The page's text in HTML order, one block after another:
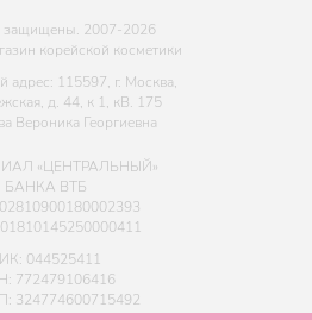
защищены. 2007-2026
корейской косметики
адрес: 115597, г. Москва,
д. 44, к 1, кВ. 175
Вероника Георгиевна
«ЦЕНТРАЛЬНЫЙ»
БАНКА ВТБ
044525411
772479106416
324774600715492